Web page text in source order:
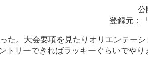
公
登録元：「
。大会要項を見たりオリエンテー
トリーできればラッキーぐらいでや